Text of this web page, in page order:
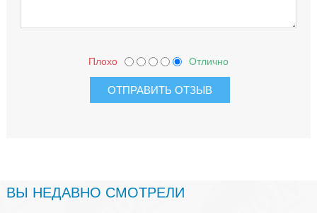
Плохо Отлично
ВЫ НЕДАВНО СМОТРЕЛИ